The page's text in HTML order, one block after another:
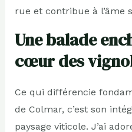
rue et contribue à l’âme
Une balade
cœur des
Ce qui différencie
de Colmar, c’est son
paysage viticole. J’ai